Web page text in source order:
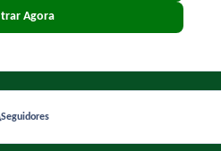
Agora
Seguidores